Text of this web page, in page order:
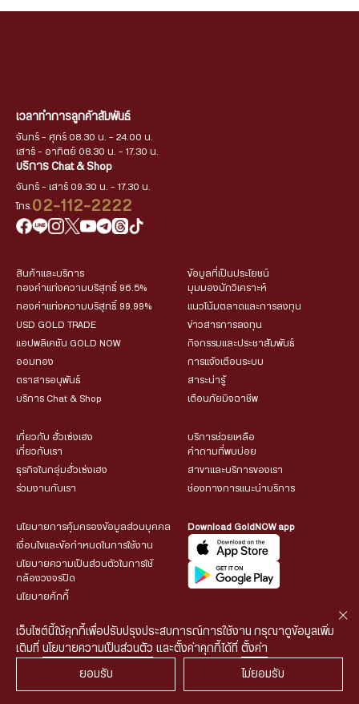
เวลาทำการลูกค้าสัมพันธ์
จันทร์ - ศุกร์ 08.30 น. - 24.00 น.
เสาร์ - อาทิตย์ 08.30 น. - 17.30 น.
บริการ Chat & Shop
จันทร์ - เสาร์ 09.30 น. - 17.30 น.
โทร. 02-112-2222
สินค้าและบริการ
ทองคำแท่งความบริสุทธิ์ 96.5%
ทองคำแท่งความบริสุทธิ์ 99.99%
USD GOLD TRADE
แอปพลิเคชัน GOLD NOW
ออมทอง
ตราสารอนุพันธ์
บริการ Chat & Shop
ข้อมูลที่เป็นประโยชน์
มุมมองนักวิเคราะห์
แนวโน้มตลาดและการลงทุน
ข่าวสารการลงทุน
กิจกรรมและประชาสัมพันธ์
การแจ้งเตือนระบบ
สาระน่ารู้
เตือนภัยมิจฉาชีพ
เกี่ยวกับ ฮั่วเซ่งเฮง
เกี่ยวกับเรา
ธุรกิจในกลุ่มฮั่วเซ่งเฮง
ร่วมงานกับเรา
บริการช่วยเหลือ
คำถามที่พบบ่อย
สาขาและบริการของเรา
ช่องทางการแนะนำบริการ
นโยบายการคุ้มครองข้อมูลส่วนบุคคล
เงื่อนไขและข้อกำหนดในการใช้งาน
นโยบายความเป็นส่วนตัวในการใช้
กล้องวงจรปิด
นโยบายคุ้กกี้
Download GoldNOW app
© 2026 HUA SENG HENG CO.,LTD. All rights reserved.| Web::*
เว็บไซต์นี้ใช้คุกกี้เพื่อปรับปรุงประสบการณ์การใช้งาน กรุณาดูข้อมูลเพิ่ม
เติมที่ นโยบายความเป็นส่วนตัว และตั้งค่าคุกกี้ได้ที่ ตั้งค่า
ไม่ยอมรับ
ยอมรับ